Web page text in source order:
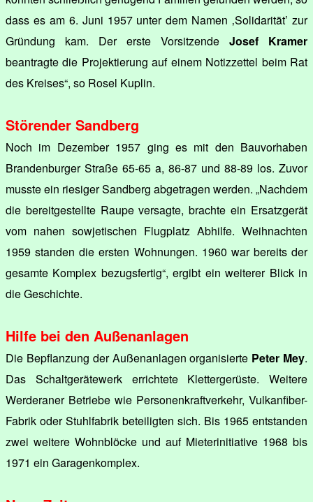
dass es am 6. Juni 1957 unter dem Namen ‚Solidarität’ zur
Gründung kam. Der erste Vorsitzende Josef Kramer
beantragte die Projektierung auf einem Notizzettel beim Rat
des Kreises“, so Rosel Kuplin.
Störender Sandberg
Noch im Dezember 1957 ging es mit den Bauvorhaben
Brandenburger Straße 65-65 a, 86-87 und 88-89 los. Zuvor
musste ein riesiger Sandberg abgetragen werden. „Nachdem
die bereitgestellte Raupe versagte, brachte ein Ersatzgerät
vom nahen sowjetischen Flugplatz Abhilfe. Weihnachten
1959 standen die ersten Wohnungen. 1960 war bereits der
gesamte Komplex bezugsfertig“, ergibt ein weiterer Blick in
die Geschichte.
Hilfe bei den Außenanlagen
Die Bepflanzung der Außenanlagen organisierte Peter Mey.
Das Schaltgerätewerk errichtete Klettergerüste. Weitere
Werderaner Betriebe wie Personenkraftverkehr, Vulkanfiber-
Fabrik oder Stuhlfabrik beteiligten sich. Bis 1965 entstanden
zwei weitere Wohnblöcke und auf Mieterinitiative 1968 bis
1971 ein Garagenkomplex.